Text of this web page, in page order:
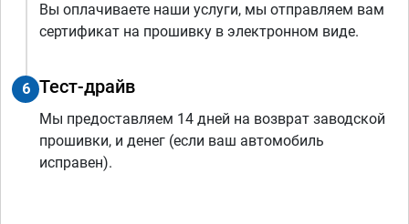
Вы оплачиваете наши услуги, мы отправляем вам
сертификат на прошивку в электронном виде.
6 Тест-драйв
Мы предоставляем 14 дней на возврат заводской
прошивки, и денег (если ваш автомобиль
исправен).